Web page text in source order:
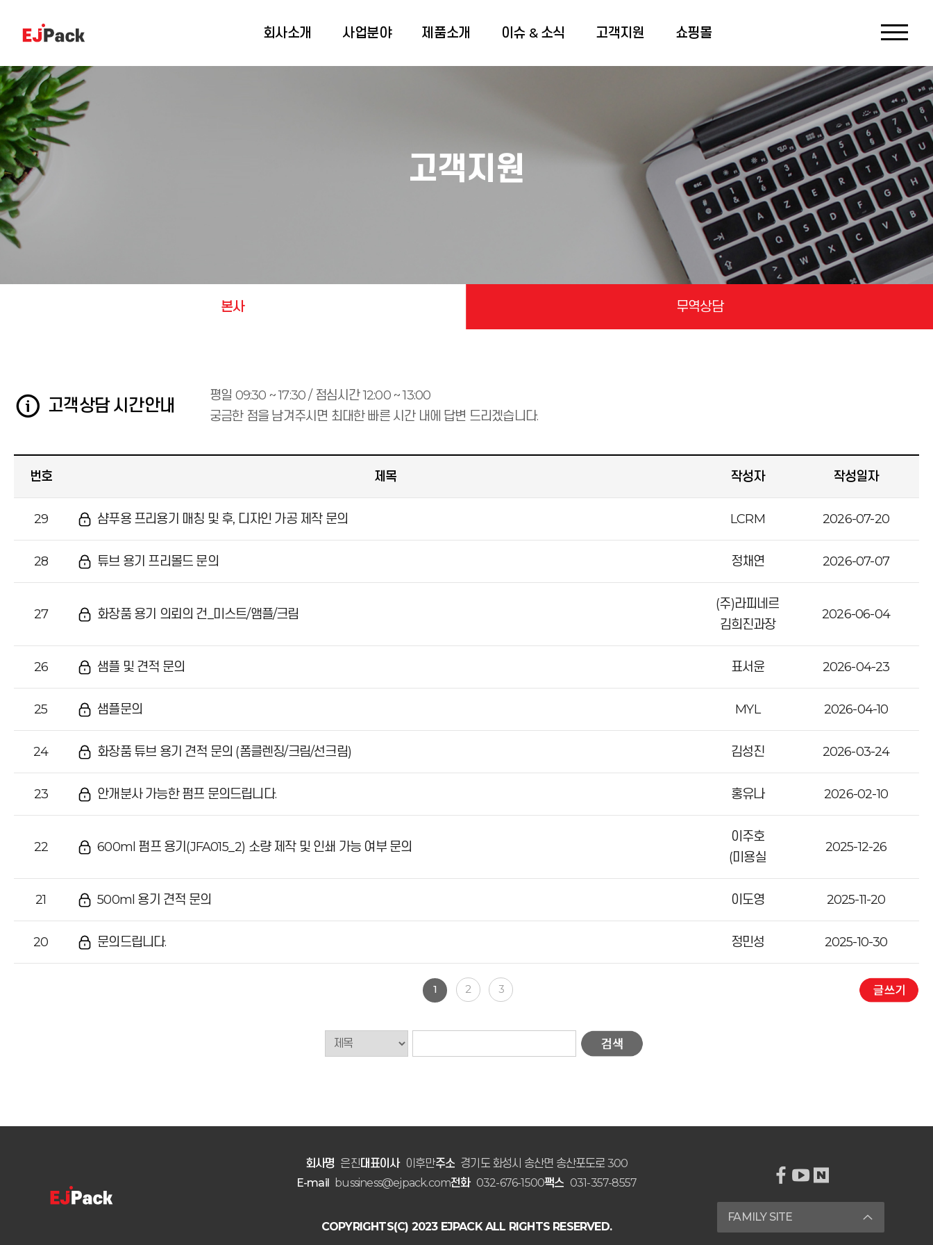
회사소개 사업분야 제품소개 이슈 & 소식 고객지원 쇼핑몰
고객지원
본사 무역상담
고객상담 시간안내
평일 09:30 ~ 17:30 / 점심시간 12:00 ~ 13:00
궁금한 점을 남겨주시면 최대한 빠른 시간 내에 답변 드리겠습니다.
번호 제목 작성자 작성일자
29 샴푸용 프리용기 매칭 및 후, 디자인 가공 제작 문의 LCRM 2026-07-20
28 튜브 용기 프리몰드 문의 정채연 2026-07-07
27 화장품 용기 의뢰의 건_미스트/앰플/크림
(주)라피네르
김희진과장
2026-06-04
26 샘플 및 견적 문의 표서윤 2026-04-23
25 샘플문의 MYL 2026-04-10
24 화장품 튜브 용기 견적 문의 (폼클렌징/크림/선크림) 김성진 2026-03-24
23 안개분사 가능한 펌프 문의드립니다. 홍유나 2026-02-10
22 600ml 펌프 용기(JFA015_2) 소량 제작 및 인쇄 가능 여부 문의
이주호
(미용실
2025-12-26
21 500ml 용기 견적 문의 이도영 2025-11-20
20 문의드립니다. 정민성 2025-10-30
1 2 3
회사명 은진 대표이사 이후만주소 경기도 화성시 송산면 송산포도로 300
E-mail bussiness@ejpack.com전화 032-676-1500팩스 031-357-8557
COPYRIGHTS(C) 2023 EJPACK ALL RIGHTS RESERVED.
FAMILY SITE